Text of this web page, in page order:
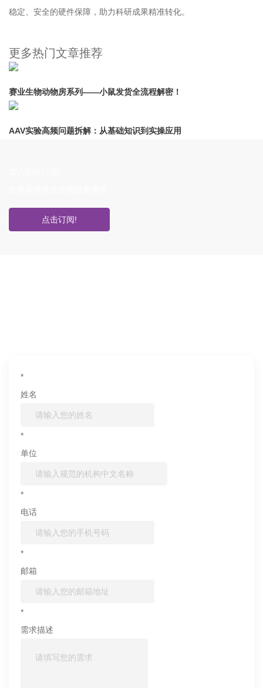
稳定、安全的硬件保障，助力科研成果精准转化。
更多热门文章推荐
赛业生物动物房系列——小鼠发货全流程解密！
AAV实验高频问题拆解：从基础知识到实操应用
点击订阅!
*
姓名
*
单位
*
电话
*
邮箱
*
需求描述